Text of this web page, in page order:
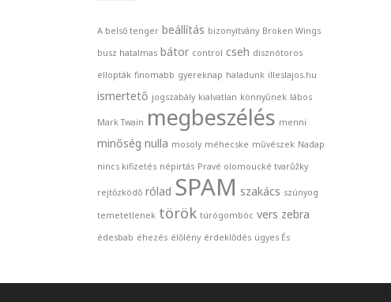
A belső tenger beállítás bizonyítvány Broken Wings
busz hatalmas bátor control cseh disznótoros
ellopták finomabb gyereknap haladunk illeslajos.hu
ismertető jogszabály kialvatlan könnyűnek lábos
Mark Twain megbeszélés menni
minőség nulla mosoly méhecske művészek Nadap
nincs kifizetés népirtás Pravé olomoucké tvarůžky
rejtőzködő rólad SPAM szakács szúnyog
temetetlenek török túrógombóc vers zebra
édesbab éhezés élőlény érdeklődés ügyes És